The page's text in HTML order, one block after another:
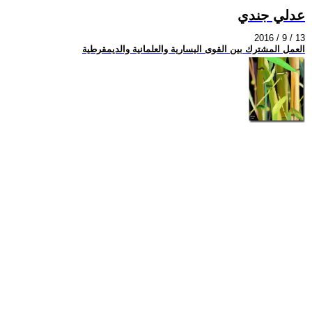
عدلي جندي
2016 / 9 / 13
العمل المشترك بين القوى اليسارية والعلمانية والديمقرطية